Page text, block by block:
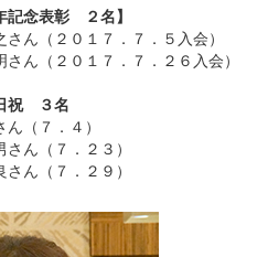
記念表彰 ２名】
ん（２０１７．７．５入会）
ん（２０１７．７．２６入会）
祝 ３名
（７．４）
ん（７．２３）
ん（７．２９）